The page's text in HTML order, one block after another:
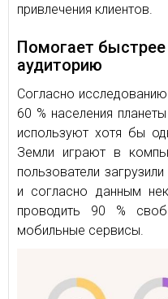
привлечения клиентов.
Помогает
аудиторию
Согласно
60 % населения
используют хотя бы
Земли играют в
пользователи
и согласно данным
проводить 90 %
мобильные сервисы.